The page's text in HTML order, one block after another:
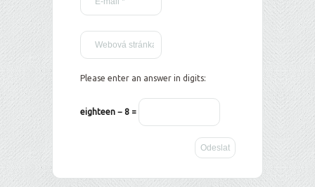
Please enter an answer in digits:
eighteen − 8 =